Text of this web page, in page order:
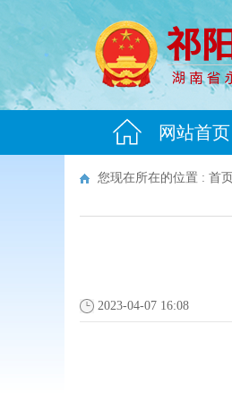
网站首页
您现在所在的位置 : 首页
2023-04-07 16:08